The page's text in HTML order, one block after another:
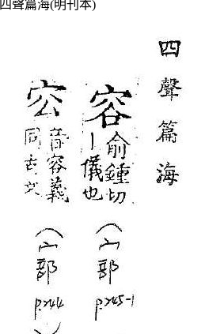
四聲篇海(明刊本)